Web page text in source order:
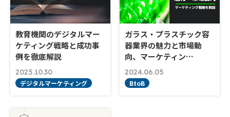
教育機関のデジタルマー
ケティング戦略と成功事
例を徹底解説
2025.10.30
デジタルマーケティング
ガラス・プラスチック容
器業界の魅力と市場動
向、マーケティン…
2024.06.05
BtoB